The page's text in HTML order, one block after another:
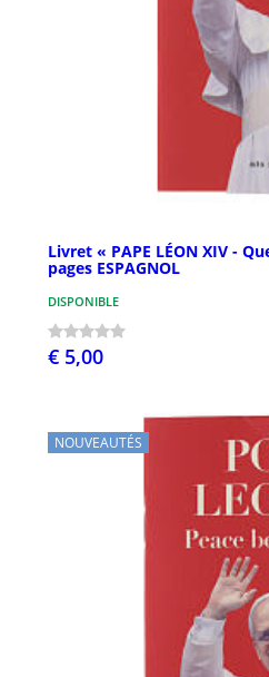
Livret « PAPE LÉON XIV -
pages ESPAGNOL
DISPONIBLE
€ 5,00
NOUVEAUTÉS